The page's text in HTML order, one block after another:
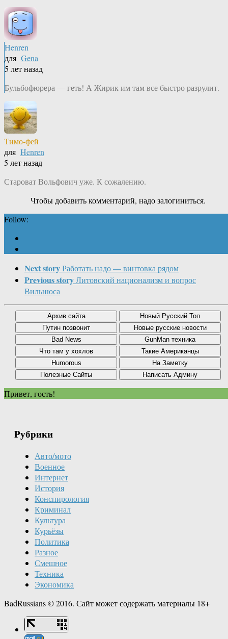
Henren
для Gena
5 лет назад
Бульбофюрера — геть! А Жирик им там все быстро разрулит.
Тимо-фей
для Henren
5 лет назад
Староват Вольфович уже. К сожалению.
Чтобы добавить комментарий, надо залогиниться.
Follow:
Next storyРаботать надо — винтовка рядом
Previous storyЛитовский национализм и вопрос
Вильнюса
Привет, гость!
Рубрики
Авто/мото
Военное
Интернет
История
Конспирология
Криминал
Культура
Курьёзы
Политика
Разное
Смешное
Техника
Экономика
BadRussians © 2016. Сайт может содержать материалы 18+